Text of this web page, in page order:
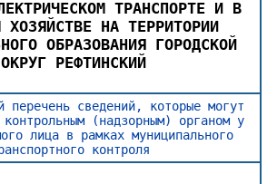
ТРАНСПОРТЕ И В
ХОЗЯЙСТВЕ НА ТЕРРИТОРИИ
ОБРАЗОВАНИЯ ГОРОДСКОЙ
ОКРУГ РЕФТИНСКИЙ
перечень сведений, которые могут
контрольным (надзорным) органом у
лица в рамках муниципального
контроля